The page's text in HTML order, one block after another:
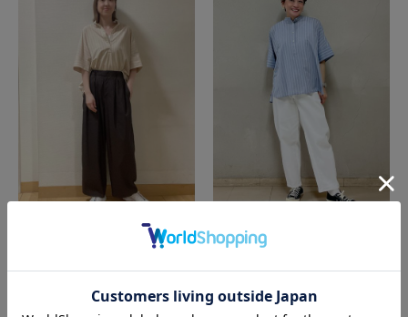
立川伊勢丹I.T.'S.international たまプラーザ東急I.T.'S.international
もっと見る